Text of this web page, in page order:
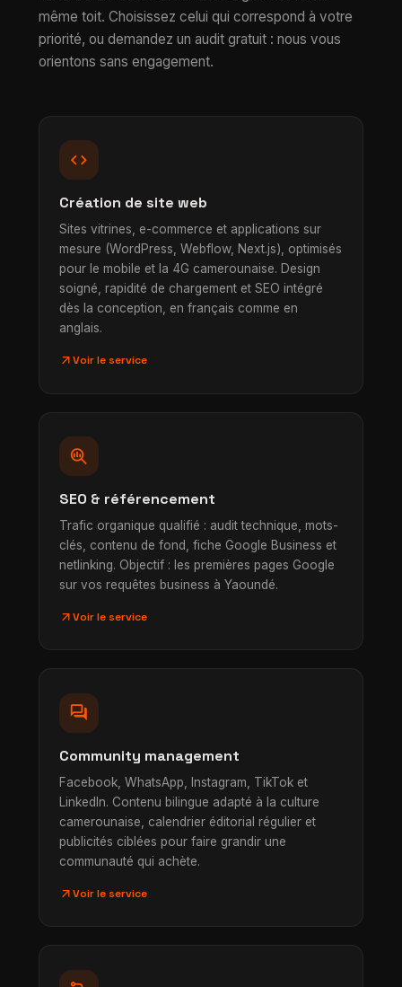
même toit. Choisissez celui qui correspond à votre
priorité, ou demandez un audit gratuit : nous vous
orientons sans engagement.
code
Création de site web
Sites vitrines, e-commerce et applications sur
mesure (WordPress, Webflow, Next.js), optimisés
pour le mobile et la 4G camerounaise. Design
soigné, rapidité de chargement et SEO intégré
dès la conception, en français comme en
anglais.
arrow_outwardVoir le service
search_insights
SEO & référencement
Trafic organique qualifié : audit technique, mots-
clés, contenu de fond, fiche Google Business et
netlinking. Objectif : les premières pages Google
sur vos requêtes business à Yaoundé.
arrow_outwardVoir le service
forum
Community management
Facebook, WhatsApp, Instagram, TikTok et
LinkedIn. Contenu bilingue adapté à la culture
camerounaise, calendrier éditorial régulier et
publicités ciblées pour faire grandir une
communauté qui achète.
arrow_outwardVoir le service